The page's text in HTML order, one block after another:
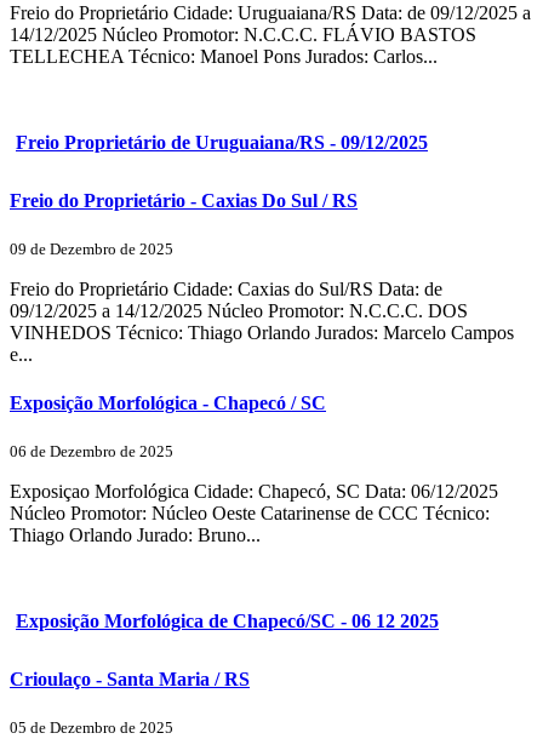
Freio do Proprietário Cidade: Uruguaiana/RS Data: de 09/12/2025 a
14/12/2025 Núcleo Promotor: N.C.C.C. FLÁVIO BASTOS
TELLECHEA Técnico: Manoel Pons Jurados: Carlos...
Freio Proprietário de Uruguaiana/RS - 09/12/2025
Freio do Proprietário - Caxias Do Sul / RS
09 de Dezembro de 2025
Freio do Proprietário Cidade: Caxias do Sul/RS Data: de
09/12/2025 a 14/12/2025 Núcleo Promotor: N.C.C.C. DOS
VINHEDOS Técnico: Thiago Orlando Jurados: Marcelo Campos
e...
Exposição Morfológica - Chapecó / SC
06 de Dezembro de 2025
Exposiçao Morfológica Cidade: Chapecó, SC Data: 06/12/2025
Núcleo Promotor: Núcleo Oeste Catarinense de CCC Técnico:
Thiago Orlando Jurado: Bruno...
Exposição Morfológica de Chapecó/SC - 06 12 2025
Crioulaço - Santa Maria / RS
05 de Dezembro de 2025